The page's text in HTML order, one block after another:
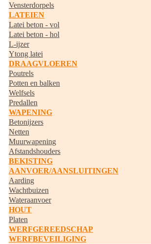
Vensterdorpels
LATEIEN
Latei beton - vol
Latei beton - hol
L-ijzer
Ytong latei
DRAAGVLOEREN
Poutrels
Potten en balken
Welfsels
Predallen
WAPENING
Betonijzers
Netten
Muurwapening
Afstandshouders
BEKISTING
AANVOER/AANSLUITINGEN
Aarding
Wachtbuizen
Wateraanvoer
HOUT
Platen
WERFGEREEDSCHAP
WERFBEVEILIGING